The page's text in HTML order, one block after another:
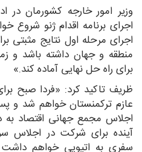
وزیر امور خارجه کشورمان در
اجرای برنامه اقدام ژنو شروع
اجرای مرحله اول نتایج مثبتی
منطقه و جهان داشته باشد و
برای راه حل نهایی آماده کند.»
ظریف تاکید کرد: «فردا صبح
عازم ترکمنستان خواهم شد و
اجلاس مجمع جهانی اقتصاد
آینده برای شرکت در اجلاس
سفری به اتیوپی خواهم